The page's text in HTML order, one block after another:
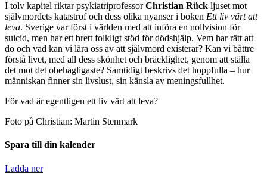
I tolv kapitel riktar psykiatriprofessorChristian Rück ljuset mot
självmordets katastrof och dess olika nyanser i boken Ett liv värt att
leva. Sverige var först i världen med att införa en nollvision för
suicid, men har ett brett folkligt stöd för dödshjälp. Vem har rätt att
dö och vad kan vi lära oss av att självmord existerar? Kan vi bättre
förstå livet, med all dess skönhet och bräcklighet, genom att ställa
det mot det obehagligaste? Samtidigt beskrivs det hoppfulla – hur
människan finner sin livslust, sin känsla av meningsfullhet.
För vad är egentligen ett liv värt att leva?
Foto på Christian: Martin Stenmark
Spara till din kalender
Ladda ner